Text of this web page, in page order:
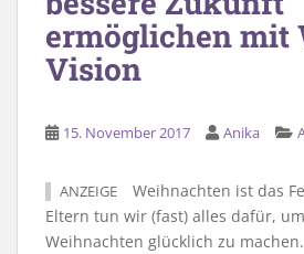
ermöglichen mit
Vision
15. November 2017 Anika
ANZEIGE
Weihnachten ist das
Eltern tun wir (fast) alles dafür,
Weihnachten glücklich zu